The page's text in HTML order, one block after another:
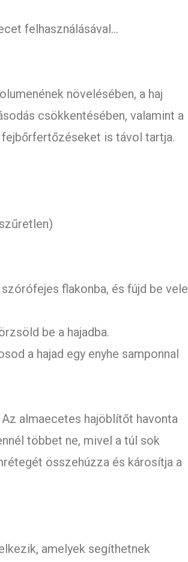
felhasználásával…
növelésében, a haj
csökkentésében, valamint a
is távol tartja.
flakonba, és fújd be vele
be a hajadba.
a hajad egy enyhe samponnal
almaecetes hajöblítőt havonta
többet ne, mivel a túl sok
összehúzza és károsítja a
amelyek segíthetnek